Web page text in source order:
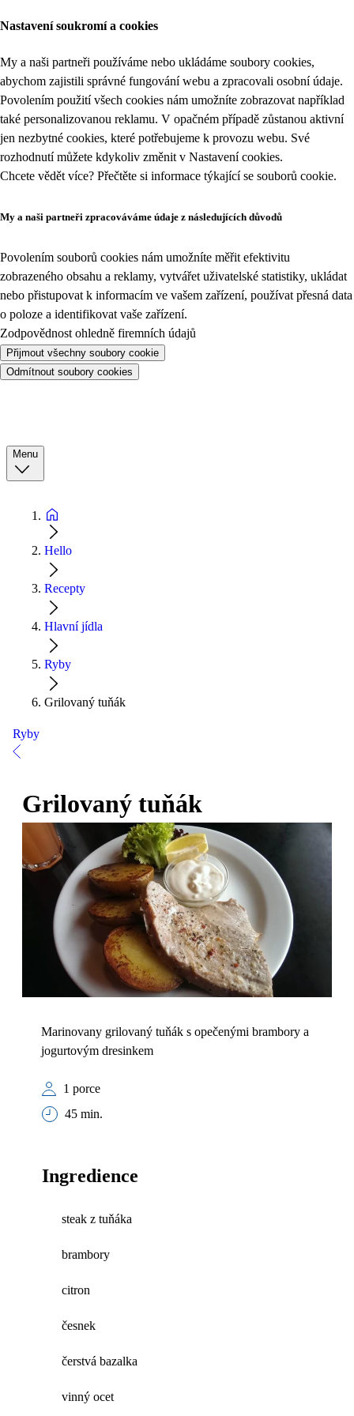
Nastavení soukromí a cookies
My a naši partneři používáme nebo ukládáme soubory cookies,
abychom zajistili správné fungování webu a zpracovali osobní údaje.
Povolením použití všech cookies nám umožníte zobrazovat například
také personalizovanou reklamu. V opačném případě zůstanou aktivní
jen nezbytné cookies, které potřebujeme k provozu webu. Své
rozhodnutí můžete kdykoliv změnit v Nastavení cookies.
Chcete vědět více? Přečtěte si informace týkající se souborů cookie.
My a naši partneři zpracováváme údaje z následujících důvodů
Povolením souborů cookies nám umožníte měřit efektivitu
zobrazeného obsahu a reklamy, vytvářet uživatelské statistiky, ukládat
nebo přistupovat k informacím ve vašem zařízení, používat přesná data
o poloze a identifikovat vaše zařízení.
Zodpovědnost ohledně firemních údajů
Přijmout všechny soubory cookie
Odmítnout soubory cookies
Menu
Hello
Recepty
Hlavní jídla
Ryby
Grilovaný tuňák
Ryby
Grilovaný tuňák
Marinovany grilovaný tuňák s opečenými brambory a
jogurtovým dresinkem
1 porce
45 min.
Ingredience
steak z tuňáka
brambory
citron
česnek
čerstvá bazalka
vinný ocet